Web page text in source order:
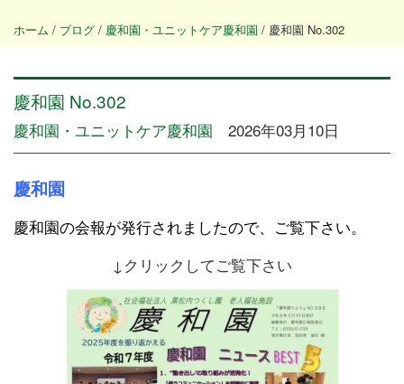
ホーム / ブログ / 慶和園・ユニットケア慶和園 / 慶和園 No.302
慶和園 No.302
慶和園・ユニットケア慶和園 2026年03月10日
慶和園
慶和園の会報が発行されましたので、ご覧下さい。
↓クリックしてご覧下さい